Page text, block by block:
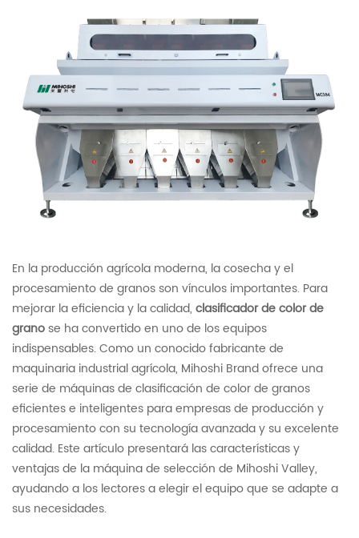
En la producción agrícola moderna, la cosecha y el
procesamiento de granos son vínculos importantes. Para
mejorar la eficiencia y la calidad, clasificador de color de
granose ha convertido en uno de los equipos
indispensables. Como un conocido fabricante de
maquinaria industrial agrícola, Mihoshi Brand ofrece una
serie de máquinas de clasificación de color de granos
eficientes e inteligentes para empresas de producción y
procesamiento con su tecnología avanzada y su excelente
calidad. Este artículo presentará las características y
ventajas de la máquina de selección de Mihoshi Valley,
ayudando a los lectores a elegir el equipo que se adapte a
sus necesidades.